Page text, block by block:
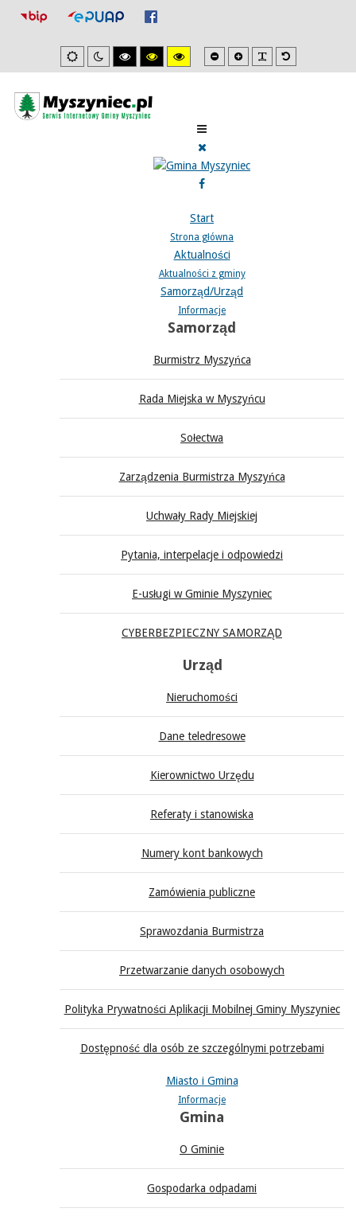
Ustawienia
domyslne
Tryb
nocny
Wysoki
kontrast
Wysoki
kontrast
Wysoki
kontrast
Mniejsza
czcionka
Zwiększona
czcionka
Domyślna
czcionka
Start
Strona główna
Aktualności
Aktualności z gminy
Samorząd/Urząd
Informacje
Samorząd
Burmistrz Myszyńca
Rada Miejska w Myszyńcu
Sołectwa
Zarządzenia Burmistrza Myszyńca
Uchwały Rady Miejskiej
Pytania, interpelacje i odpowiedzi
E-usługi w Gminie Myszyniec
CYBERBEZPIECZNY SAMORZĄD
Urząd
Nieruchomości
Dane teledresowe
Kierownictwo Urzędu
Referaty i stanowiska
Numery kont bankowych
Zamówienia publiczne
Sprawozdania Burmistrza
Przetwarzanie danych osobowych
Polityka Prywatności Aplikacji Mobilnej Gminy Myszyniec
Dostępność dla osób ze szczególnymi potrzebami
Miasto i Gmina
Informacje
Gmina
O Gminie
Gospodarka odpadami